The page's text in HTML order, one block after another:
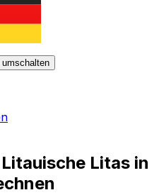
umschalten
Litas in